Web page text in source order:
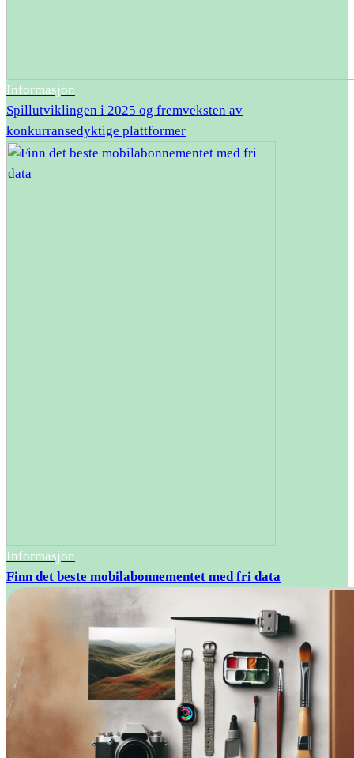
Informasjon
Spillutviklingen i 2025 og fremveksten av
konkurransedyktige plattformer
Informasjon
Finn det beste mobilabonnementet med fri data